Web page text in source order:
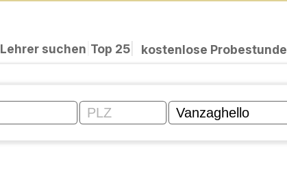
Lehrer suchen Top 25 kostenlose Probestunde